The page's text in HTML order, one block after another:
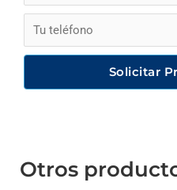
Solicitar
Otros